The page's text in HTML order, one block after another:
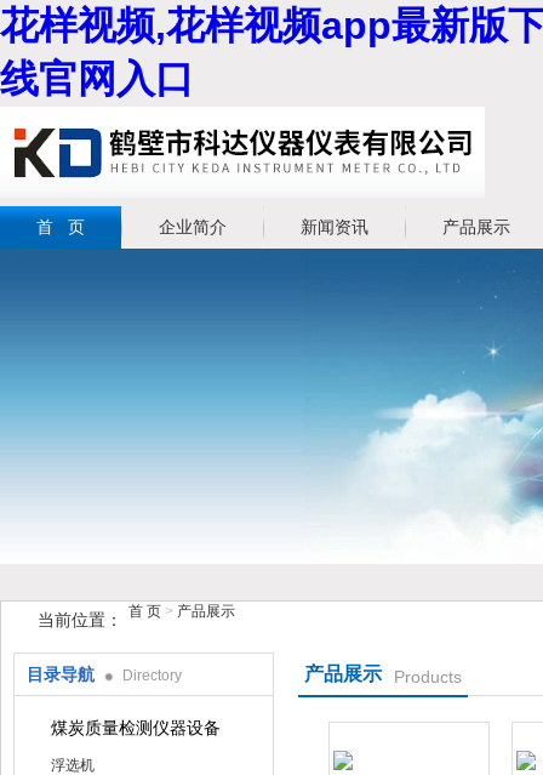
花样视频,花样视频app最新版
线官网入口
首 页 企业简介 新闻资讯 产品展示
当前位置： 首 页 > 产品展示
目录导航 Directory
煤炭质量检测仪器设备
浮选机
产品展示 Products